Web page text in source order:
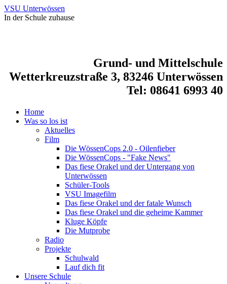
VSU Unterwössen
In der Schule zuhause
Grund- und Mittelschule
Wetterkreuzstraße 3, 83246 Unterwössen
Tel: 08641 6993 40
Home
Was so los ist
Aktuelles
Film
Die WössenCops 2.0 - Oilenfieber
Die WössenCops - "Fake News"
Das fiese Orakel und der Untergang von
Unterwössen
Schüler-Tools
VSU Imagefilm
Das fiese Orakel und der fatale Wunsch
Das fiese Orakel und die geheime Kammer
Kluge Köpfe
Die Mutprobe
Radio
Projekte
Schulwald
Lauf dich fit
Unsere Schule